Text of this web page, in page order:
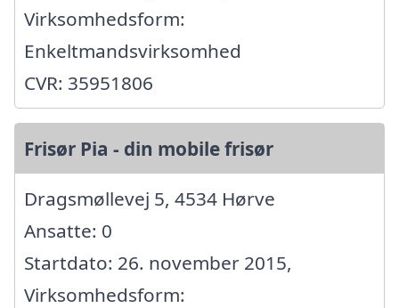
Virksomhedsform:
Enkeltmandsvirksomhed
CVR: 35951806
Frisør Pia - din mobile frisør
Dragsmøllevej 5, 4534 Hørve
Ansatte: 0
Startdato: 26. november 2015,
Virksomhedsform: